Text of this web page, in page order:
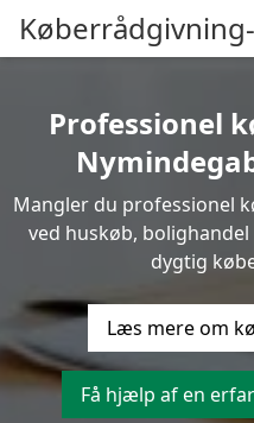
Professionel
Mangler du professionel
ved huskøb,
dygtig
Læs mere om
Få hjælp af en